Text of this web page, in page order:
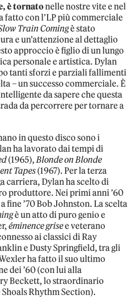
è tornatonelle nostre vite e nel
fatto con l’LP più commerciale
Train Comingè stato
e un’attenzione al dettaglio
approccio è figlio di un lungo
personale e artistica. Dylan
tanti sforzi e parziali fallimenti
– un successo commerciale. È
da sapere che questa
da percorrere per tornare a
in questo disco sono i
ha lavorato dai tempi di
(1965),Blonde on Blonde
Tapes(1967). Per la terza
carriera, Dylan ha scelto di
produttore. Nei primi anni ’60
fine ’70 Bob Johnston. La scelta
è un atto di puro genio e
éminence grisee veterano
ai classici di Ray
e Dusty Springfield, tra gli
ha fatto il suo ultimo
dei ’60 (con lui alla
Beckett, lo straordinario
Rhythm Section).